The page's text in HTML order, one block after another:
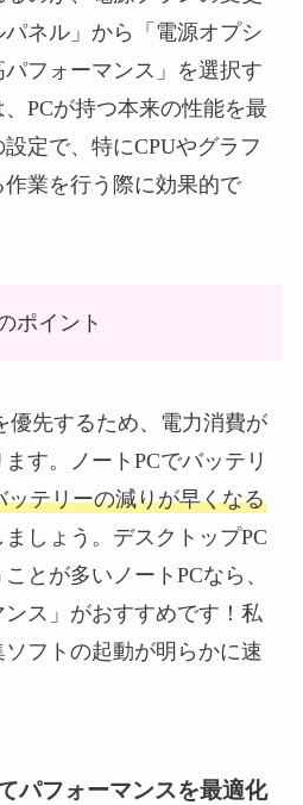
ネル」から「電源オプシ
フォーマンス」を選択す
PCが持つ本来の性能を最
定で、特にCPUやグラフ
業を行う際に効果的で
ポイント
優先するため、電力消費が
す。ノートPCでバッテリ
ッテリーの減りが早くなる
しょう。デスクトップPC
とが多いノートPCなら、
ス」がおすすめです！私
フトの起動が明らかに速
パフォーマンスを最適化